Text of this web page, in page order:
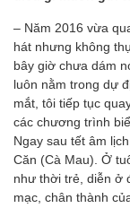
– Năm 2016 vừa
hát nhưng không
bây giờ chưa dám
luôn nằm trong dự
mắt, tôi tiếp tục
các chương trình
Ngay sau tết âm
Căn (Cà Mau). Ở
như thời trẻ, diễn ở
mạc, chân thành